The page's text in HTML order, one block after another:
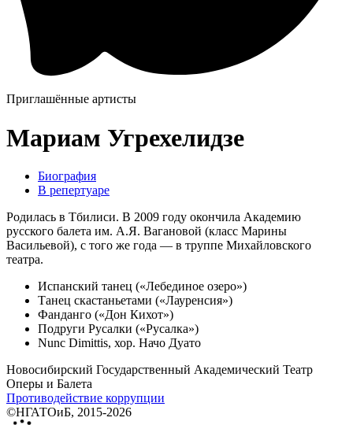
Приглашённые артисты
Мариам Угрехелидзе
Биография
В репертуаре
Родилась в Тбилиси. В 2009 году окончила Академию
русского балета им. А.Я. Вагановой (класс Марины
Васильевой), с того же года — в труппе Михайловского
театра.
Испанский танец («Лебединое озеро»)
Танец скастаньетами («Лауренсия»)
Фанданго («Дон Кихот»)
Подруги Русалки («Русалка»)
Nunc Dimittis, хор. Начо Дуато
Новосибирский Государственный Академический Театр
Оперы и Балета
Противодействие коррупции
©НГАТОиБ, 2015-2026